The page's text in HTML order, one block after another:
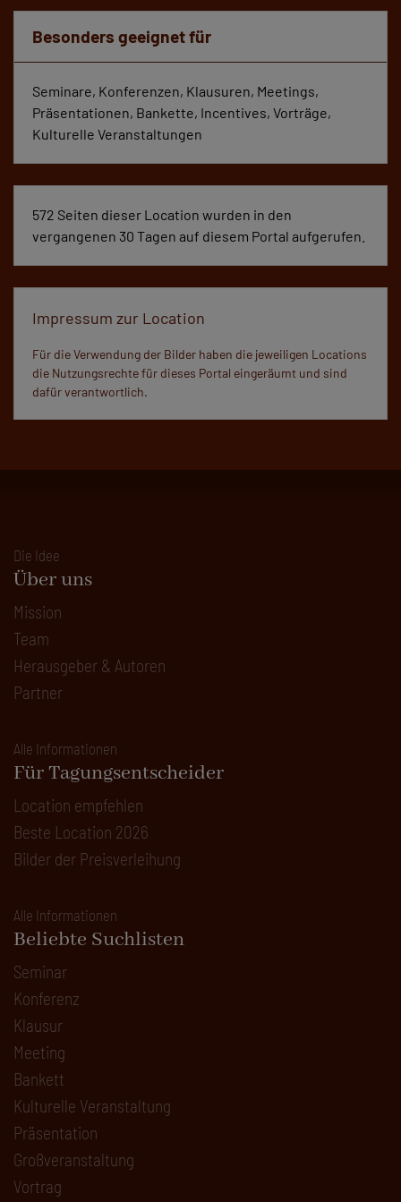
Besonders geeignet für
Seminare, Konferenzen, Klausuren, Meetings,
Präsentationen, Bankette, Incentives, Vorträge,
Kulturelle Veranstaltungen
572 Seiten dieser Location wurden in den
vergangenen 30 Tagen auf diesem Portal aufgerufen.
Impressum zur Location
Für die Verwendung der Bilder haben die jeweiligen Locations
die Nutzungsrechte für dieses Portal eingeräumt und sind
dafür verantwortlich.
Die Idee
Über uns
Mission
Team
Herausgeber & Autoren
Partner
Alle Informationen
Für Tagungsentscheider
Location empfehlen
Beste Location 2026
Bilder der Preisverleihung
Alle Informationen
Beliebte Suchlisten
Seminar
Konferenz
Klausur
Meeting
Bankett
Kulturelle Veranstaltung
Präsentation
Großveranstaltung
Vortrag